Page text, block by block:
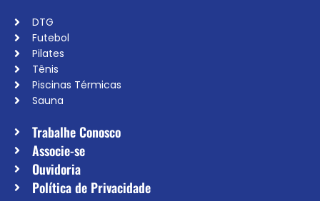
DTG
Futebol
Pilates
Tênis
Piscinas Térmicas
Sauna
Trabalhe Conosco
Associe-se
Ouvidoria
Política de Privacidade